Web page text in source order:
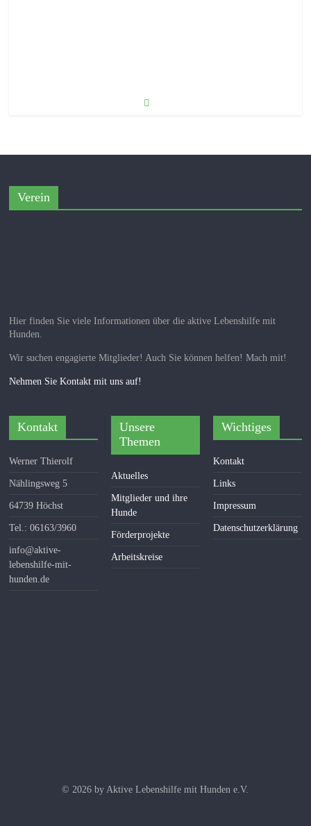
Verein
Hier finden Sie viele Informationen über die aktive Lebenshilfe mit
Hunden.
Wir suchen engagierte Mitglieder! Auch Sie können helfen! Mach mit!
Nehmen Sie Kontakt mit uns auf!
Kontakt
Werner Thierolf
Nählingsweg 5
64739 Höchst
Tel.: 06163/3960
info@aktive-
lebenshilfe-mit-
hunden.de
Unsere
Themen
Aktuelles
Mitglieder und ihre
Hunde
Förderprojekte
Arbeitskreise
Wichtiges
Kontakt
Links
Impressum
Datenschutzerklärung
© 2026 by Aktive Lebenshilfe mit Hunden e.V.